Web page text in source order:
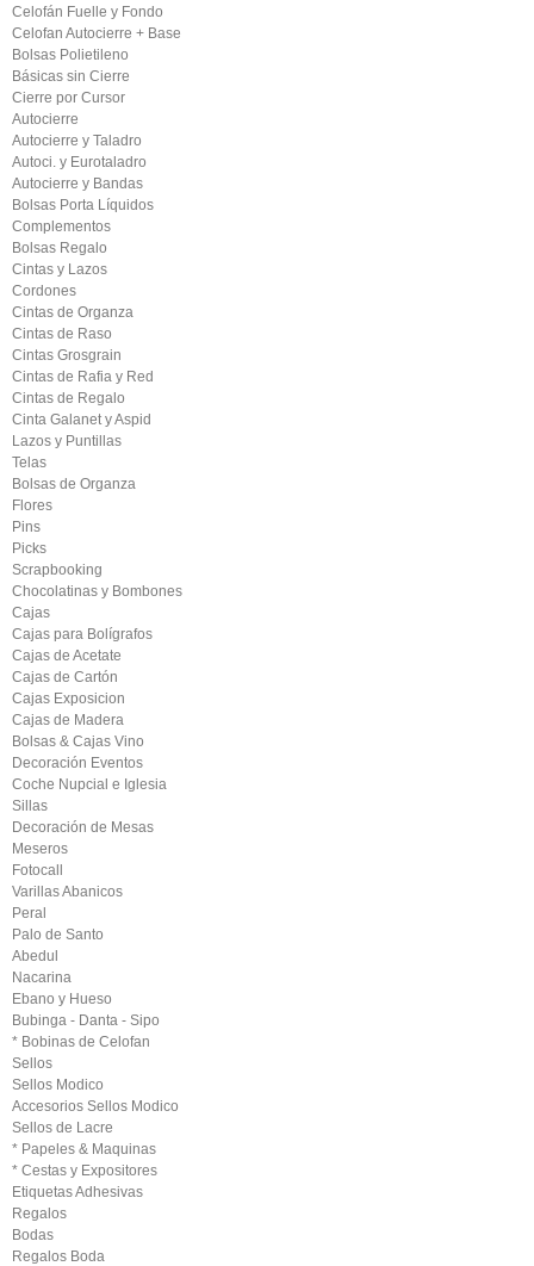
Celofán Fuelle y Fondo
Celofan Autocierre + Base
Bolsas Polietileno
Básicas sin Cierre
Cierre por Cursor
Autocierre
Autocierre y Taladro
Autoci. y Eurotaladro
Autocierre y Bandas
Bolsas Porta Líquidos
Complementos
Bolsas Regalo
Cintas y Lazos
Cordones
Cintas de Organza
Cintas de Raso
Cintas Grosgrain
Cintas de Rafia y Red
Cintas de Regalo
Cinta Galanet y Aspid
Lazos y Puntillas
Telas
Bolsas de Organza
Flores
Pins
Picks
Scrapbooking
Chocolatinas y Bombones
Cajas
Cajas para Bolígrafos
Cajas de Acetate
Cajas de Cartón
Cajas Exposicion
Cajas de Madera
Bolsas & Cajas Vino
Decoración Eventos
Coche Nupcial e Iglesia
Sillas
Decoración de Mesas
Meseros
Fotocall
Varillas Abanicos
Peral
Palo de Santo
Abedul
Nacarina
Ebano y Hueso
Bubinga - Danta - Sipo
* Bobinas de Celofan
Sellos
Sellos Modico
Accesorios Sellos Modico
Sellos de Lacre
* Papeles & Maquinas
* Cestas y Expositores
Etiquetas Adhesivas
Regalos
Bodas
Regalos Boda